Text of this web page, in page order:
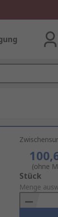
(ohne
Add
to
Basket
Stück
Menge